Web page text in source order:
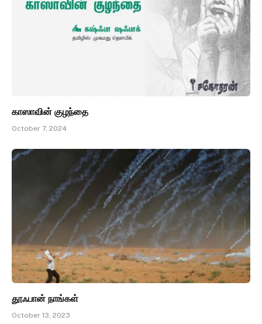
காஸாவின் குழந்தை
October 7, 2024
தூஃபான் நாங்கள்
October 13, 2023